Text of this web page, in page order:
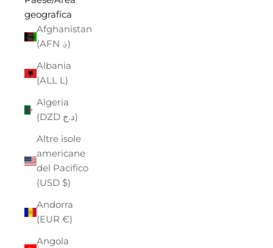
geografica
Afghanistan
(AFN ؋)
Albania
(ALL L)
Algeria
(DZD د.ج)
Altre isole
americane
del Pacifico
(USD $)
Andorra
(EUR €)
Angola